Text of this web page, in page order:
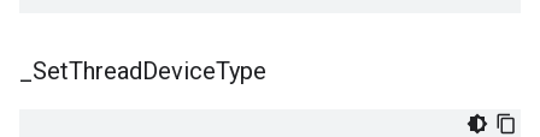
SetThreadDeviceType